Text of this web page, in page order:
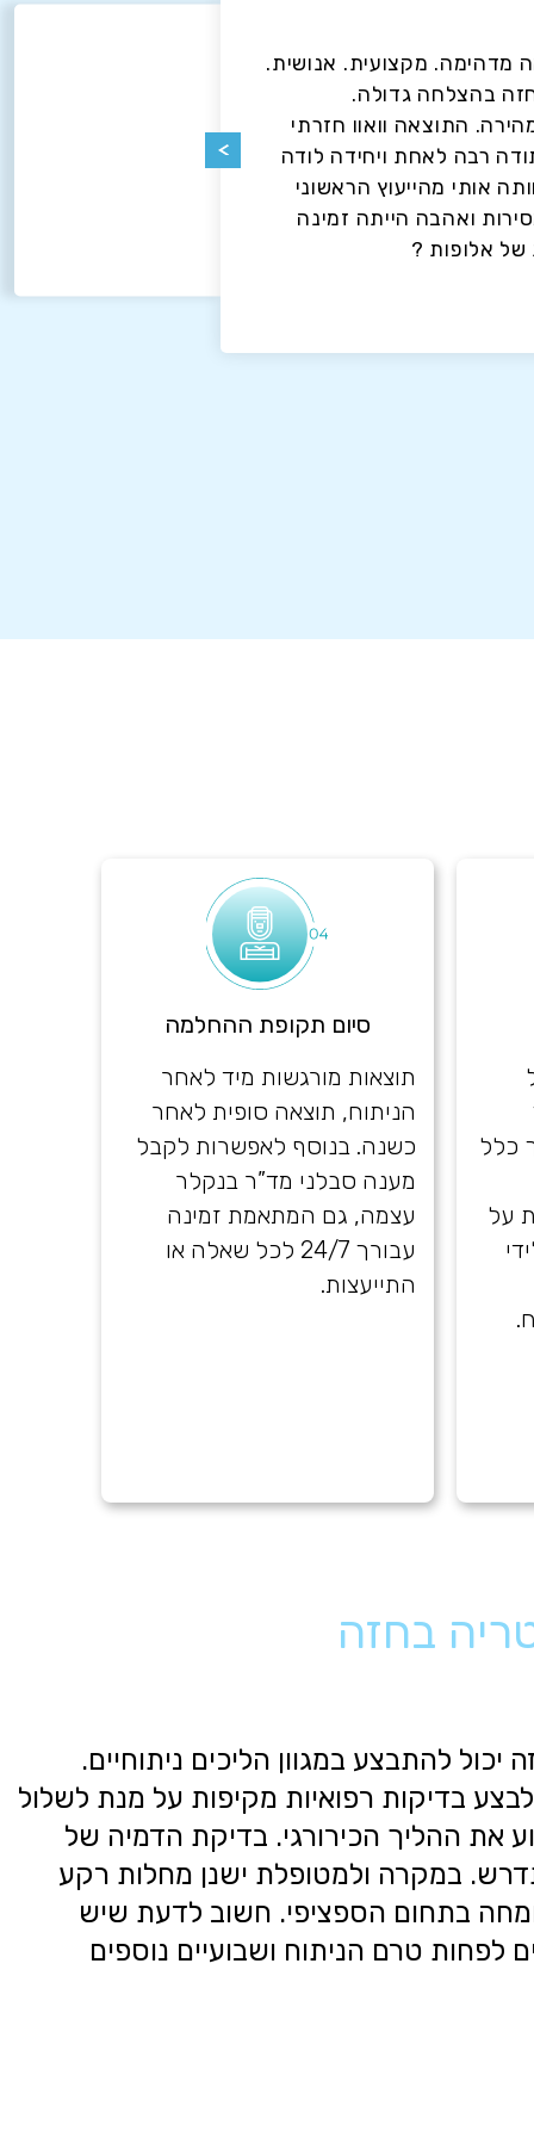
מדהימה. מקצועית. אנושית.
בהצלחה גדולה.
התוצאה וואוו חזרתי
רבה לאחת ויחידה לודה
אותי מהייעוץ הראשוני
ואהבה הייתה זמינה
אלופות ?
ההרגעה,
כלל
על
סיום תקופת ההחלמה
תוצאות מורגשות מיד לאחר
הניתוח, תוצאה סופית לאחר
כשנה. בנוסף לאפשרות לקבל
מענה סבלני מד”ר בנקלר
עצמה, גם המתאמת זמינה
עבורך 24/7 לכל שאלה או
התייעצות.
בחזה
להתבצע במגוון הליכים ניתוחיים.
בדיקות רפואיות מקיפות על מנת לשלול
את ההליך הכירורגי. בדיקת הדמיה של
במקרה ולמטופלת ישנן מחלות רקע
בתחום הספציפי. חשוב לדעת שיש
טרם הניתוח ושבועיים נוספים